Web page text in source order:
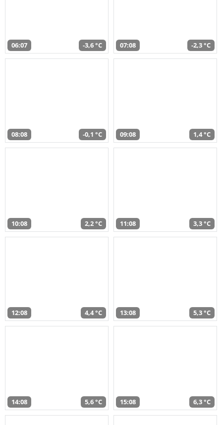
06:07 -3,6 °C 07:08 -2,3 °C
08:08 -0,1 °C 09:08 1,4 °C
10:08 2,2 °C 11:08 3,3 °C
12:08 4,4 °C 13:08 5,3 °C
14:08 5,6 °C 15:08 6,3 °C